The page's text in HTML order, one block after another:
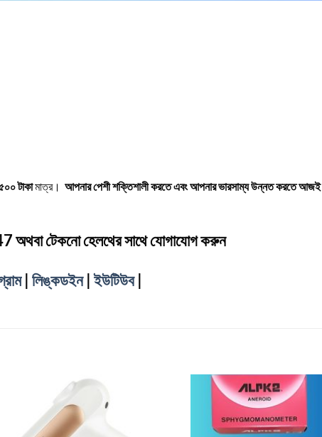
টাকামাত্র। আপনার পেশী শক্তিশালী করতে এবং আপনার ভারসাম্য উন্নত করতে আজই
টেকনো হেলথের সাথে যোগাযোগ করুন
| লিঙ্কডইন|ইউটিউব|